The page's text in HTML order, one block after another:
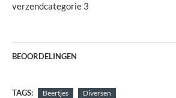
verzendcategorie 3
BEOORDELINGEN
TAGS: Beertjes Diversen